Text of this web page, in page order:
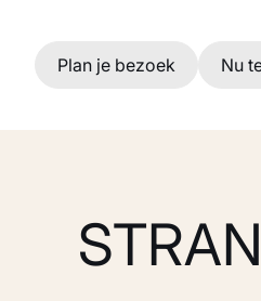
Ga naar hoofdinhoud
Plan je bezoek Nu